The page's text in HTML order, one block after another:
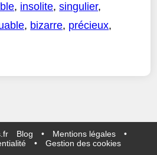
, insolite,singulier,
, bizarre, précieux,
Blog • Mentions légales
•
• Gestion des cookies